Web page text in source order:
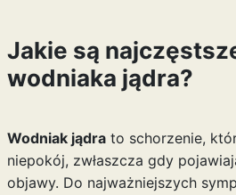
Jakie są
wodniaka jądra?
Wodniak jądrato schorzenie,
niepokój, zwłaszcza gdy
objawy. Do najważniejszych